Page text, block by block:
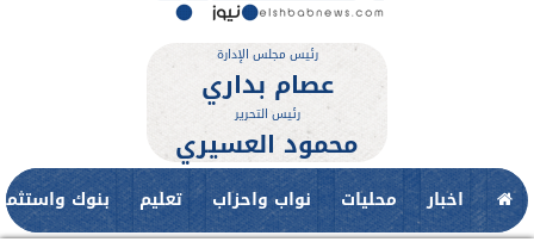
رئيس مجلس الإدارة
عصام بداري
رئيس التحرير
محمود العسيري
اخبار محليات نواب واحزاب تعليم بنوك